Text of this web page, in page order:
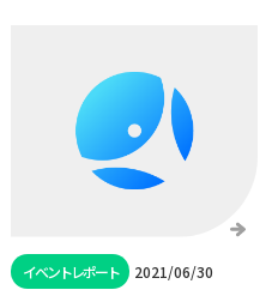
2021/06/30